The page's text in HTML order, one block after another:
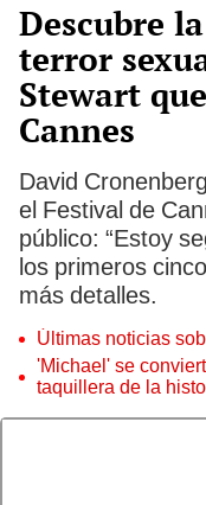
Descubre
terror
Stewart
Cannes
David
el Festival de
público: “Estoy
los primeros
más detalles.
Últimas noticias
'Michael' se
taquillera de la